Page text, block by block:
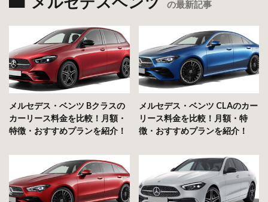
の最新記事
メルセデス・ベンツ Bクラスの
カーリース料金を比較！月額・
特徴・おすすめプランを紹介！
メルセデス・ベンツ CLAのカー
リース料金を比較！月額・特
徴・おすすめプランを紹介！